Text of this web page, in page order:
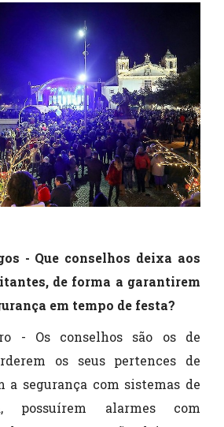
- Que conselhos deixa aos
de forma a garantirem
em tempo de festa?
- Os conselhos são os de
os seus pertences de
a segurança com sistemas de
possuírem alarmes com